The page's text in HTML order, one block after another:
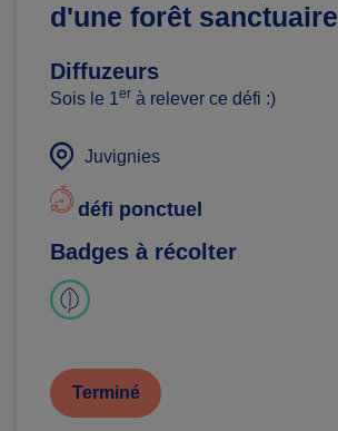
d'une forêt sanctuaire
Diffuzeurs
Sois le 1er à relever ce défi :)
Juvignies
défi ponctuel
Badges à récolter
Terminé